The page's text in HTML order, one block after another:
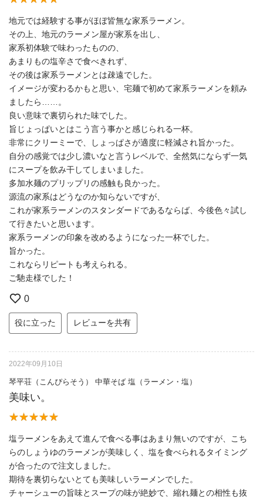
地元では経験する事がほぼ皆無な家系ラーメン。
その上、地元のラーメン屋が家系を出し、
家系初体験で味わったものの、
あまりもの塩辛さで食べきれず、
その後は家系ラーメンとは疎遠でした。
イメージが変わるかもと思い、宅麺で初めて家系ラーメンを頼み
ましたら……。
良い意味で裏切られた味でした。
旨じょっぱいとはこう言う事かと感じられる一杯。
非常にクリーミーで、しょっぱさが適度に軽減され旨かった。
自分の感覚では少し濃いなと言うレベルで、全然気にならず一気
にスープを飲み干してしまいました。
多加水麺のプリップリの感触も良かった。
源流の家系はどうなのか知らないですが、
これが家系ラーメンのスタンダードであるならば、今後色々試し
て行きたいと思います。
家系ラーメンの印象を改めるようになった一杯でした。
旨かった。
これならリピートも考えられる。
ご馳走様でした！
0
役に立った レビューを共有
2022年09月10日
琴平荘（こんぴらそう） 中華そば 塩（ラーメン・塩）
美味い。
塩ラーメンをあえて進んで食べる事はあまり無いのですが、こち
らのしょうゆのラーメンが美味しく、塩を食べられるタイミング
が合ったので注文しました。
期待を裏切らないとても美味しいラーメンでした。
チャーシューの旨味とスープの味が絶妙で、縮れ麺との相性も抜